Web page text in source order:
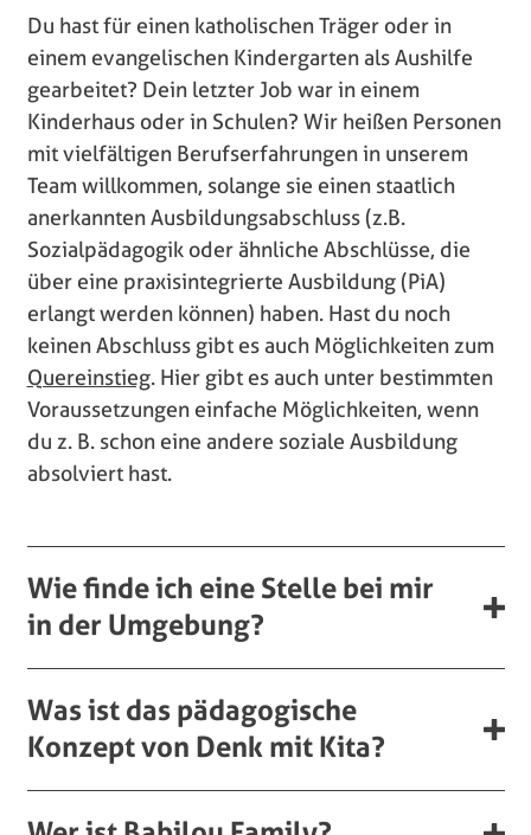
Du hast für einen katholischen Träger oder in
einem evangelischen Kindergarten als Aushilfe
gearbeitet? Dein letzter Job war in einem
Kinderhaus oder in Schulen? Wir heißen Personen
mit vielfältigen Berufserfahrungen in unserem
Team willkommen, solange sie einen staatlich
anerkannten Ausbildungsabschluss (z.B.
Sozialpädagogik oder ähnliche Abschlüsse, die
über eine praxisintegrierte Ausbildung (PiA)
erlangt werden können) haben.Hast du noch
keinen Abschluss gibt es auch Möglichkeiten zum
Quereinstieg. Hier gibt es auch unter bestimmten
Voraussetzungen einfache Möglichkeiten, wenn
du z. B. schon eine andere soziale Ausbildung
absolviert hast.
Wie finde ich eine Stelle bei mir
in der Umgebung?
Was ist das pädagogische
Konzept von Denk mit Kita?